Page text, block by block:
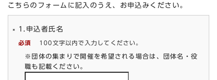
こちらのフォームに記入のうえ、お申込みください。
1.申込者氏名
必須 100文字以内で入力してください。
※団体の集まりで開催を希望される場合は、団体名・役
職も記載ください。